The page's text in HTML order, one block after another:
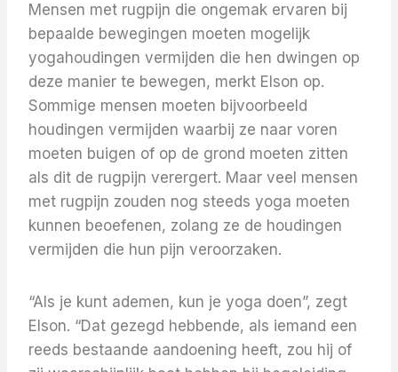
Mensen met rugpijn die ongemak ervaren bij
bepaalde bewegingen moeten mogelijk
yogahoudingen vermijden die hen dwingen op
deze manier te bewegen, merkt Elson op.
Sommige mensen moeten bijvoorbeeld
houdingen vermijden waarbij ze naar voren
moeten buigen of op de grond moeten zitten
als dit de rugpijn verergert. Maar veel mensen
met rugpijn zouden nog steeds yoga moeten
kunnen beoefenen, zolang ze de houdingen
vermijden die hun pijn veroorzaken.
“Als je kunt ademen, kun je yoga doen”, zegt
Elson. “Dat gezegd hebbende, als iemand een
reeds bestaande aandoening heeft, zou hij of